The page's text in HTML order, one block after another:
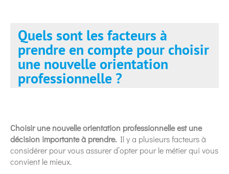
Quels sont les facteurs à
prendre en compte pour choisir
une nouvelle orientation
professionnelle ?
Choisir une nouvelle orientation professionnelle est une
décision importante à prendre. Il y a plusieurs facteurs à
considérer pour vous assurer d’opter pour le métier qui vous
convient le mieux.